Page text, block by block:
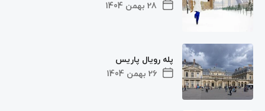
28 بهمن 1404
26 بهمن 1404
پله رویال پاریس